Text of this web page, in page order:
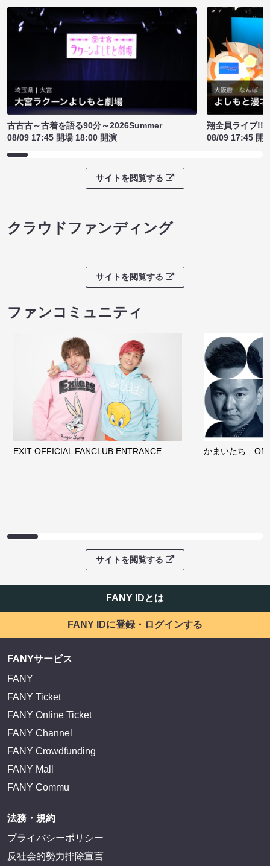
古古古～古着を語る90分～2026Summer
08/09 17:45 開場 18:00 開演
翔全員ライブ!!!
08/09 17:45 開
サイトを閲覧する
クラウドファンディング
サイトを閲覧する
ファンコミュニティ
EXIT OFFICIAL FANCLUB ENTRANCE かまいたち
サイトを閲覧する
FANY IDとは
FANY IDに登録・ログインする
FANYサービス
FANY
FANY Ticket
FANY Online Ticket
FANY Channel
FANY Crowdfunding
FANY Mall
FANY Commu
法務・規約
プライバシーポリシー
反社会的勢力排除宣言